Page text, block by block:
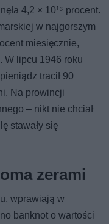
4,2 × 10¹⁶ procent.
w najgorszym
miesięcznie,
W lipcu 1946 roku
tracił 90
Na prowincji
– nikt nie chciał
stawały się
zerami
wprawiają w
banknot o wartości